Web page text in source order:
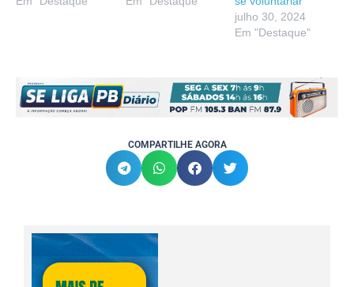
julho 30, 2024
Em "Destaque"
COMPARTILHE AGORA